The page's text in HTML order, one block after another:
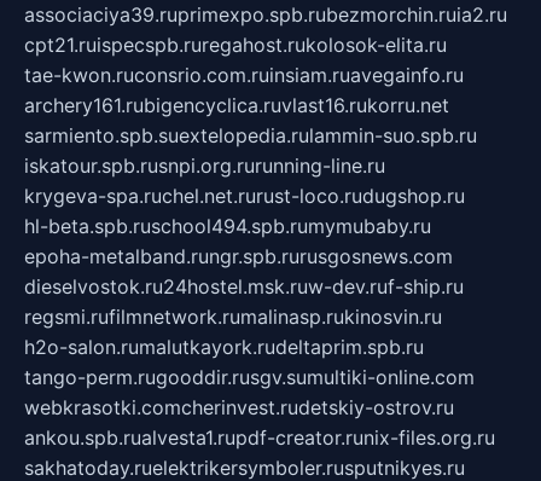
associaciya39.ruprimexpo.spb.rubezmorchin.ruia2.ru
cpt21.ruispecspb.ruregahost.rukolosok-elita.ru
tae-kwon.ruconsrio.com.ruinsiam.ruavegainfo.ru
archery161.rubigencyclica.ruvlast16.rukorru.net
sarmiento.spb.suextelopedia.rulammin-suo.spb.ru
iskatour.spb.rusnpi.org.rurunning-line.ru
krygeva-spa.ruchel.net.rurust-loco.rudugshop.ru
hl-beta.spb.ruschool494.spb.rumymubaby.ru
epoha-metalband.rungr.spb.rurusgosnews.com
dieselvostok.ru24hostel.msk.ruw-dev.ruf-ship.ru
regsmi.rufilmnetwork.rumalinasp.rukinosvin.ru
h2o-salon.rumalutkayork.rudeltaprim.spb.ru
tango-perm.rugooddir.rusgv.sumultiki-online.com
webkrasotki.comcherinvest.rudetskiy-ostrov.ru
ankou.spb.rualvesta1.rupdf-creator.runix-files.org.ru
sakhatoday.ruelektrikersymboler.rusputnikyes.ru